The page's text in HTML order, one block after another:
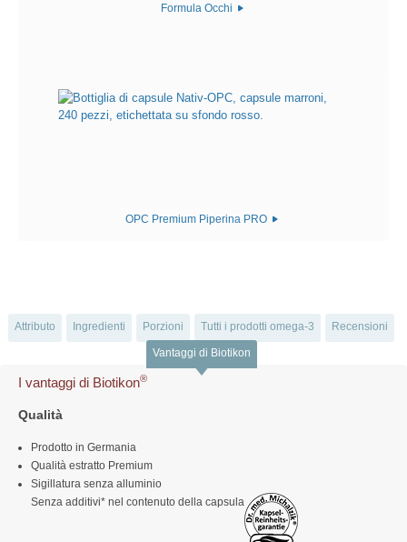
Formula Occhi
OPC Premium Piperina PRO
Attributo Ingredienti Porzioni Tutti i prodotti omega-3 Recensioni
Vantaggi di Biotikon
I vantaggi di Biotikon®
Qualità
Prodotto in Germania
Qualità estratto Premium
Sigillatura senza alluminio
Senza additivi* nel contenuto della capsula